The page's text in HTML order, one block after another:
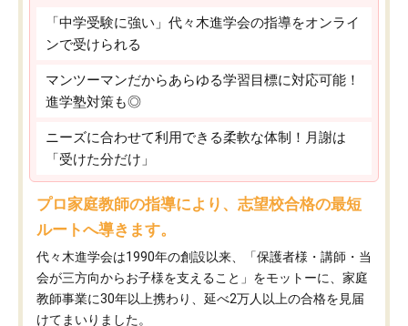
「中学受験に強い」代々木進学会の指導をオンライ
ンで受けられる
マンツーマンだからあらゆる学習目標に対応可能！
進学塾対策も◎
ニーズに合わせて利用できる柔軟な体制！月謝は
「受けた分だけ」
プロ家庭教師の指導により、志望校合格の最短
ルートへ導きます。
代々木進学会は1990年の創設以来、「保護者様・講師・当
会が三方向からお子様を支えること」をモットーに、家庭
教師事業に30年以上携わり、延べ2万人以上の合格を見届
けてまいりました。